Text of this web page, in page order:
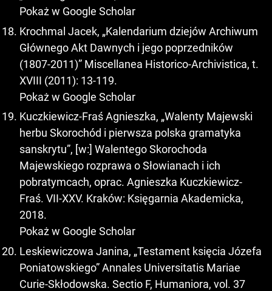
Pokaż w Google Scholar
Krochmal Jacek, „Kalendarium dziejów Archiwum
Głównego Akt Dawnych i jego poprzedników
(1807-2011)” Miscellanea Historico-Archivistica, t.
XVIII (2011): 13-119.
Pokaż w Google Scholar
Kuczkiewicz-Fraś Agnieszka, „Walenty Majewski
herbu Skorochód i pierwsza polska gramatyka
sanskrytu”, [w:] Walentego Skorochoda
Majewskiego rozprawa o Słowianach i ich
pobratymcach, oprac. Agnieszka Kuczkiewicz-
Fraś. VII-XXV. Kraków: Księgarnia Akademicka,
2018.
Pokaż w Google Scholar
Leskiewiczowa Janina, „Testament księcia Józefa
Poniatowskiego” Annales Universitatis Mariae
Curie-Skłodowska. Sectio F, Humaniora, vol. 37